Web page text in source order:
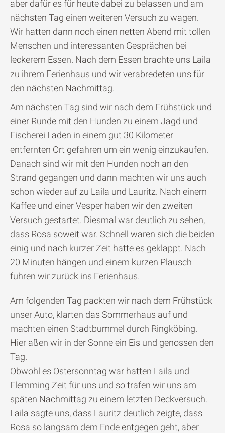
aber dafür es für heute dabei zu belassen und am
nächsten Tag einen weiteren Versuch zu wagen.
Wir hatten dann noch einen netten Abend mit tollen
Menschen und interessanten Gesprächen bei
leckerem Essen. Nach dem Essen brachte uns Laila
zu ihrem Ferienhaus und wir verabredeten uns für
den nächsten Nachmittag.
Am nächsten Tag sind wir nach dem Frühstück und
einer Runde mit den Hunden zu einem Jagd und
Fischerei Laden in einem gut 30 Kilometer
entfernten Ort gefahren um ein wenig einzukaufen.
Danach sind wir mit den Hunden noch an den
Strand gegangen und dann machten wir uns auch
schon wieder auf zu Laila und Lauritz. Nach einem
Kaffee und einer Vesper haben wir den zweiten
Versuch gestartet. Diesmal war deutlich zu sehen,
dass Rosa soweit war. Schnell waren sich die beiden
einig und nach kurzer Zeit hatte es geklappt. Nach
20 Minuten hängen und einem kurzen Plausch
fuhren wir zurück ins Ferienhaus.
Am folgenden Tag packten wir nach dem Frühstück
unser Auto, klarten das Sommerhaus auf und
machten einen Stadtbummel durch Ringköbing.
Hier aßen wir in der Sonne ein Eis und genossen den
Tag.
Obwohl es Ostersonntag war hatten Laila und
Flemming Zeit für uns und so trafen wir uns am
späten Nachmittag zu einem letzten Deckversuch.
Laila sagte uns, dass Lauritz deutlich zeigte, dass
Rosa so langsam dem Ende entgegen geht, aber